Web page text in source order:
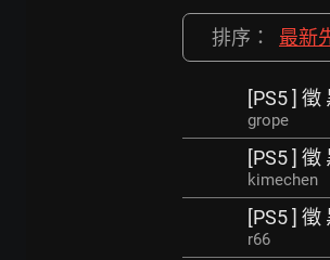
排序： 最新
[PS5 ]
grope
[PS5 ]
kimechen
[PS5 ]
r66